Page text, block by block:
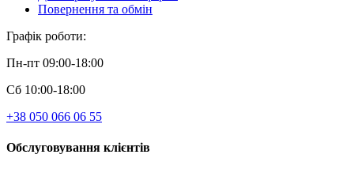
Повернення та обмін
Графік роботи:
Пн-пт 09:00-18:00
Сб 10:00-18:00
+38 050 066 06 55
Обслуговування клієнтів